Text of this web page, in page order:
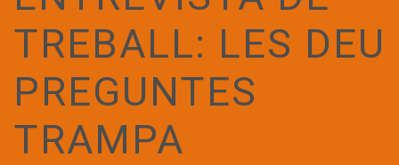
TREBALL: LES DEU
PREGUNTES
TRAMPA